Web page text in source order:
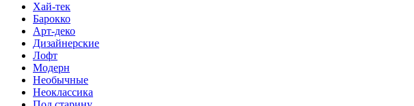
Хай-тек
Барокко
Арт-деко
Дизайнерские
Лофт
Модерн
Необычные
Неоклассика